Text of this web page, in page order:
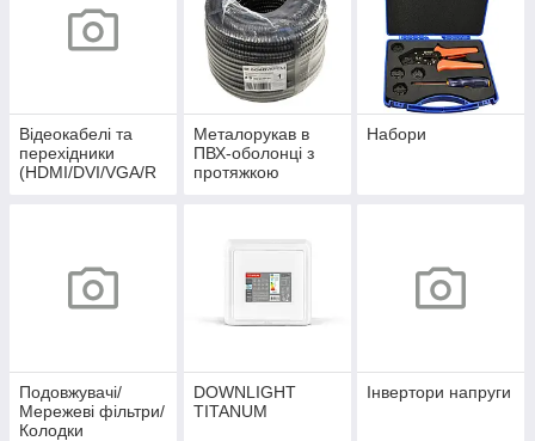
Відеокабелі та
перехідники
(HDMI/DVI/VGA/R
Металорукав в
ПВХ-оболонці з
протяжкою
Набори
Подовжувачі/
Мережеві фільтри/
Колодки
DOWNLIGHT
TITANUM
Інвертори напруги